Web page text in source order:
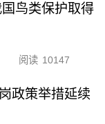
鸟类保护取得
阅读 10147
政策举措延续